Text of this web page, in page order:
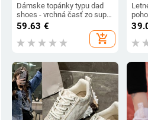
Dámske topánky typu dad
shoes - vrchná časť zo super
vlákna, EVA podrážka s
injektovaným tvarovaním,
výška päty 3–5 cm,
59.63 €
add_shopping_cart